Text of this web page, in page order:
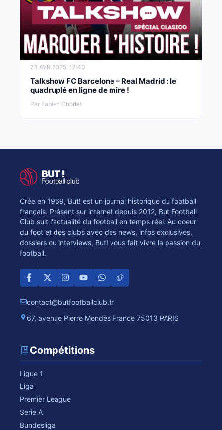
23 AVR 2025, 17:40
Talkshow FC Barcelone – Real Madrid : le
quadruplé en ligne de mire !
Par Fabien Chorlet
Crée en 1969, But! est un journal historique du football
français. Présent sur internet depuis 2012, But Football
Club suit l'actualité du football en temps réel. Au coeur
du foot et des clubs avec des news, infos exclusives,
dossiers ou interviews, But! vous fait vivre la passion du
football.
contact@butfootballclub.fr
67, avenue Pierre Mendès France 75013 PARIS
Compétitions
Ligue 1
Liga
Premier League
Serie A
Bundesliga